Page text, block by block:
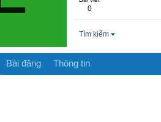
0
Tìm kiếm
Bài đăng Thông tin